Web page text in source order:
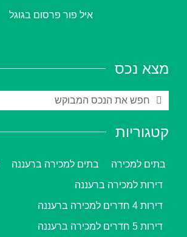
איל פור פרסום בגוגל
מצא נכס
קטגוריות
בתים למכירה בתים למכירה ברעננה
דירות למכירה ברעננה
דירות 4 חדרים למכירה ברעננה
דירות 5 חדרים למכירה ברעננה